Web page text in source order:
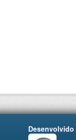
Desenvolvido